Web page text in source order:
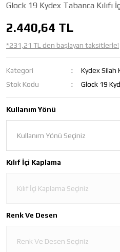
Glock 19 Kydex Tabanca Kılıfı
2.440,64 TL
*231,21 TL den başlayan taksitlerle!
Kategori
Kydex Silah
Stok Kodu
Glock 19
Kullanım Yönü
Kılıf İçi Kaplama
Renk Ve Desen